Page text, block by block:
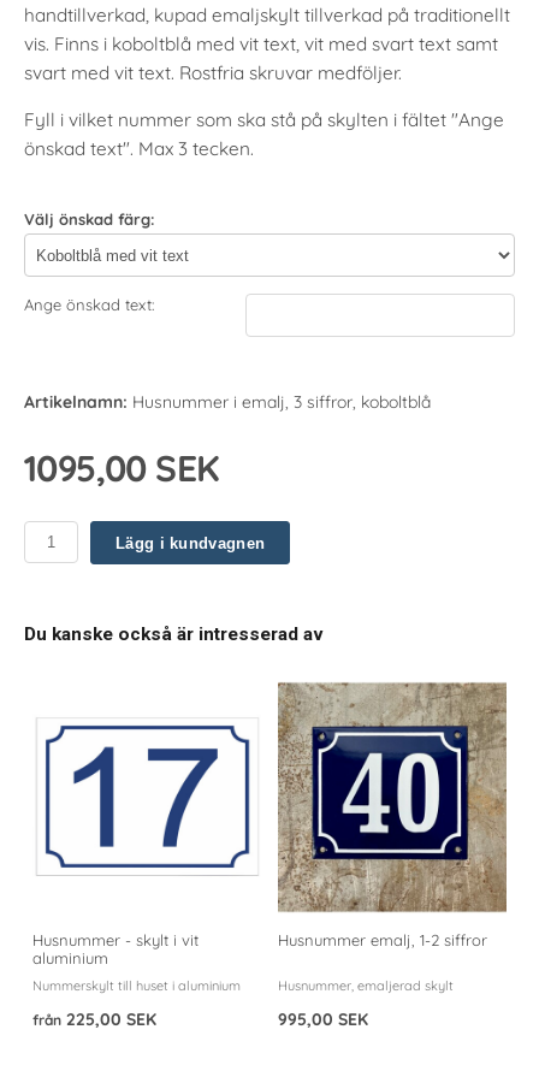
handtillverkad, kupad emaljskylt tillverkad på traditionellt
vis. Finns i koboltblå med vit text, vit med svart text samt
svart med vit text. Rostfria skruvar medföljer.
Fyll i vilket nummer som ska stå på skylten i fältet "Ange
önskad text". Max 3 tecken.
Välj önskad färg:
Ange önskad text:
Artikelnamn: Husnummer i emalj, 3 siffror, koboltblå
1095,00 SEK
Lägg i kundvagnen
Du kanske också är intresserad av
Husnummer - skylt i vit
aluminium
Nummerskylt till huset i aluminium
från 225,00 SEK
Husnummer emalj, 1-2 siffror
Husnummer, emaljerad skylt
995,00 SEK